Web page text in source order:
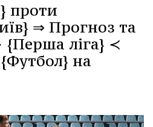
проти
⇒ Прогноз та
{Перша ліга} ≺
на